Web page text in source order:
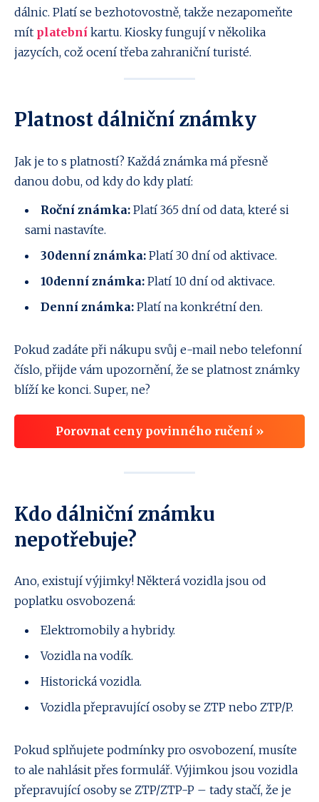
dálnic. Platí se bezhotovostně, takže nezapomeňte
mít platební kartu. Kiosky fungují v několika
jazycích, což ocení třeba zahraniční turisté.
Platnost dálniční známky
Jak je to s platností? Každá známka má přesně
danou dobu, od kdy do kdy platí:
Roční známka: Platí 365 dní od data, které si
sami nastavíte.
30denní známka: Platí 30 dní od aktivace.
10denní známka: Platí 10 dní od aktivace.
Denní známka: Platí na konkrétní den.
Pokud zadáte při nákupu svůj e-mail nebo telefonní
číslo, přijde vám upozornění, že se platnost známky
blíží ke konci. Super, ne?
Porovnat ceny povinného ručení »
Kdo dálniční známku
nepotřebuje?
Ano, existují výjimky! Některá vozidla jsou od
poplatku osvobozená:
Elektromobily a hybridy.
Vozidla na vodík.
Historická vozidla.
Vozidla přepravující osoby se ZTP nebo ZTP/P.
Pokud splňujete podmínky pro osvobození, musíte
to ale nahlásit přes formulář. Výjimkou jsou vozidla
přepravující osoby se ZTP/ZTP-P – tady stačí, že je